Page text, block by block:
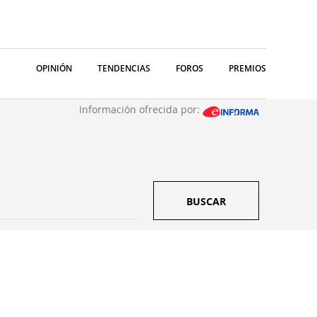
OPINIÓN TENDENCIAS FOROS PREMIOS
Información ofrecida por:
BUSCAR